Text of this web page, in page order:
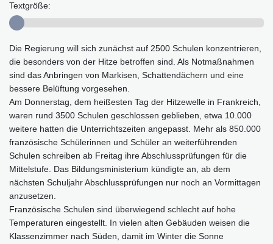
Textgröße:
Die Regierung will sich zunächst auf 2500 Schulen konzentrieren,
die besonders von der Hitze betroffen sind. Als Notmaßnahmen
sind das Anbringen von Markisen, Schattendächern und eine
bessere Belüftung vorgesehen.
Am Donnerstag, dem heißesten Tag der Hitzewelle in Frankreich,
waren rund 3500 Schulen geschlossen geblieben, etwa 10.000
weitere hatten die Unterrichtszeiten angepasst. Mehr als 850.000
französische Schülerinnen und Schüler an weiterführenden
Schulen schreiben ab Freitag ihre Abschlussprüfungen für die
Mittelstufe. Das Bildungsministerium kündigte an, ab dem
nächsten Schuljahr Abschlussprüfungen nur noch an Vormittagen
anzusetzen.
Französische Schulen sind überwiegend schlecht auf hohe
Temperaturen eingestellt. In vielen alten Gebäuden weisen die
Klassenzimmer nach Süden, damit im Winter die Sonne